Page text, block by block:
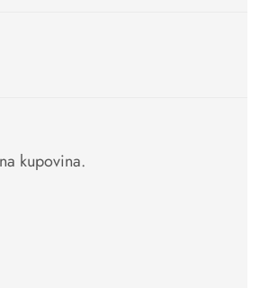
kupovina.